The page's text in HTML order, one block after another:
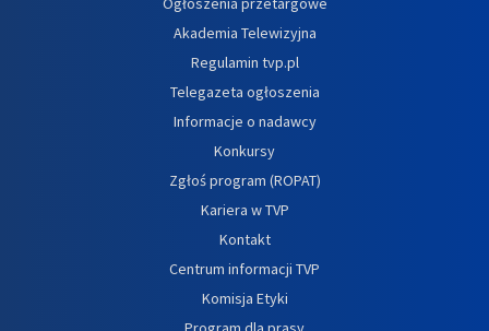
Akademia Telewizyjna
Regulamin tvp.pl
Telegazeta ogłoszenia
Informacje o nadawcy
Konkursy
Zgłoś program (ROPAT)
Kariera w TVP
Kontakt
Centrum informacji TVP
Komisja Etyki